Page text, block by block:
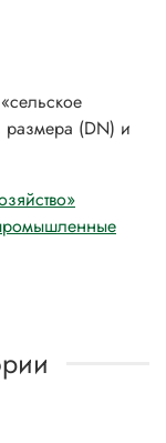
размера (DN) и